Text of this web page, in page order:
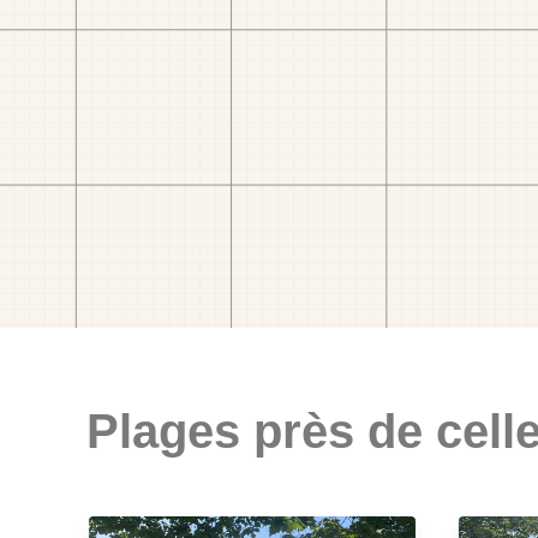
Plages près de